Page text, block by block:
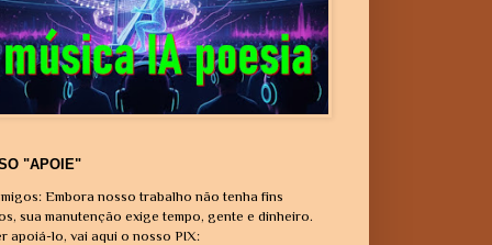
"APOIE"
Embora nosso trabalho não tenha fins
sua manutenção exige tempo, gente e dinheiro.
apoiá-lo, vai aqui o nosso PIX: